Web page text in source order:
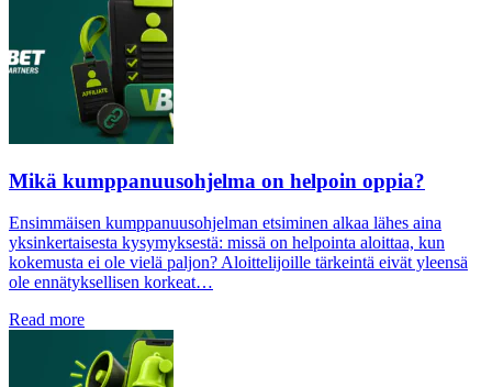
Mikä kumppanuusohjelma on helpoin oppia?
Ensimmäisen kumppanuusohjelman etsiminen alkaa lähes aina
yksinkertaisesta kysymyksestä: missä on helpointa aloittaa, kun
kokemusta ei ole vielä paljon? Aloittelijoille tärkeintä eivät yleensä
ole ennätyksellisen korkeat…
Read more